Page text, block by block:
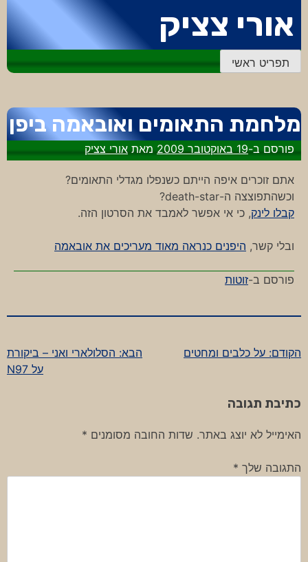
לתוכן
אורי צציק
תפריט ראשי
מלחמת התאומים ואובאמה ביפן
פורסם ב-19 באוקטובר 2009 מאתאורי צציק
אתם זוכרים איפה הייתם כשנפלו מגדלי התאומים?
וכשהתפוצצה ה-death-star?
קבלו לינק, כי אי אפשר לאמבד את הסרטון הזה.
ובלי קשר, היפנים כנראה מאוד מעריכים את אובאמה
פורסם ב-זוטות
ניווט
הקודם: על כלבים ומחטים הבא: הסלולארי ואני – ביקורת
על N97
כתיבת תגובה
האימייל לא יוצג באתר. שדות החובה מסומנים *
התגובה שלך *